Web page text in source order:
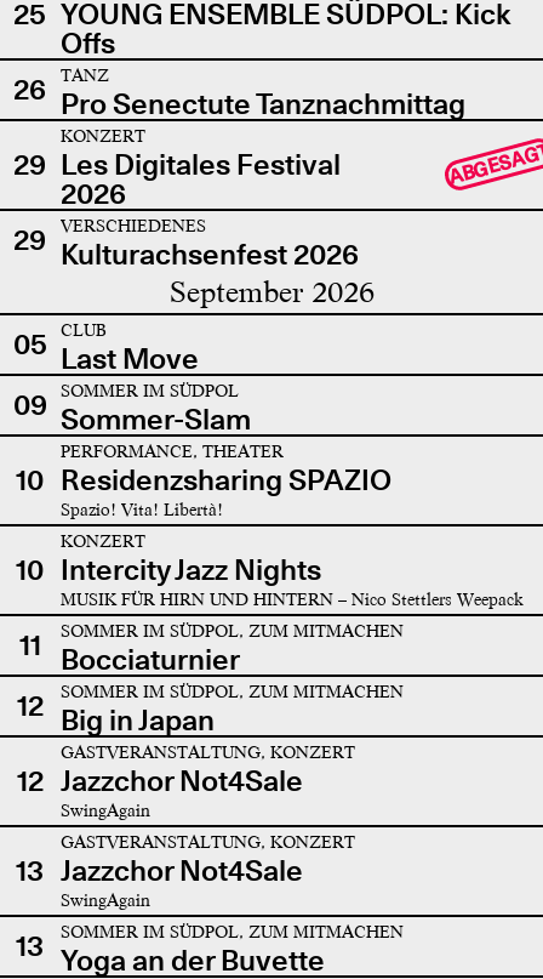
25 YOUNG ENSEMBLE SÜDPOL: Kick
Offs
26
TANZ
Pro Senectute Tanznachmittag
29
KONZERT
Les Digitales Festival
2026
29 VERSCHIEDENES
Kulturachsenfest 2026
September 2026
05 CLUB
Last Move
09
SOMMER IM SÜDPOL
Sommer-Slam
10
PERFORMANCE, THEATER
Residenzsharing SPAZIO
Spazio! Vita! Libertà!
10
KONZERT
Intercity Jazz Nights
MUSIK FÜR HIRN UND HINTERN – Nico Stettlers Weepack
11 SOMMER IM SÜDPOL, ZUM MITMACHEN
Bocciaturnier
12
SOMMER IM SÜDPOL, ZUM MITMACHEN
Big in Japan
12
GASTVERANSTALTUNG, KONZERT
Jazzchor Not4Sale
SwingAgain
13
GASTVERANSTALTUNG, KONZERT
Jazzchor Not4Sale
SwingAgain
13 SOMMER IM SÜDPOL, ZUM MITMACHEN
Yoga an der Buvette